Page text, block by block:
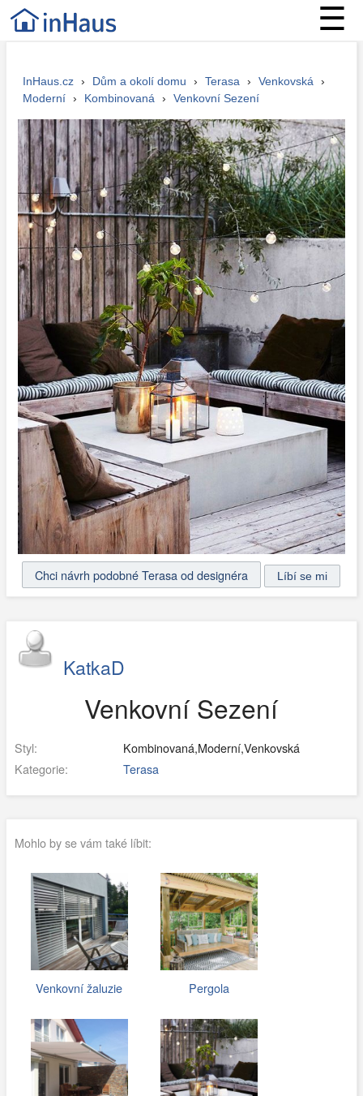
☰
InHaus.cz › Dům a okolí domu › Terasa › Venkovská
›
Moderní › Kombinovaná › Venkovní Sezení
Chci návrh podobné Terasa od designéra
KatkaD
Venkovní Sezení
Styl:
Kombinovaná,Moderní,Venkovská
Kategorie:
Terasa
Mohlo by se vám také líbit:
Venkovní žaluzie Pergola